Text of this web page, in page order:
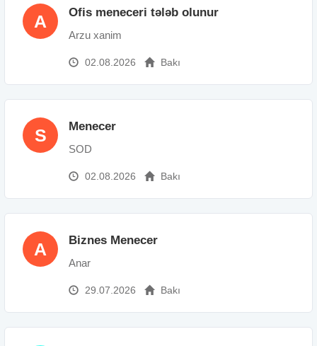
A Ofis meneceri tələb olunur
Arzu xanim
02.08.2026 Bakı
S Menecer
SOD
02.08.2026 Bakı
A Biznes Menecer
Anar
29.07.2026 Bakı